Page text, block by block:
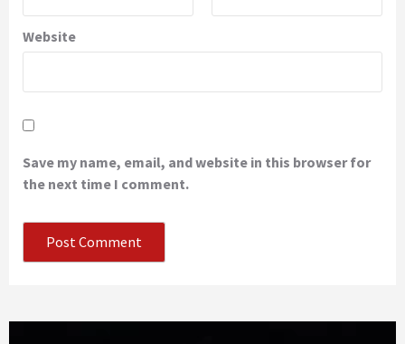
Website
Save my name, email, and website in this browser for
the next time I comment.